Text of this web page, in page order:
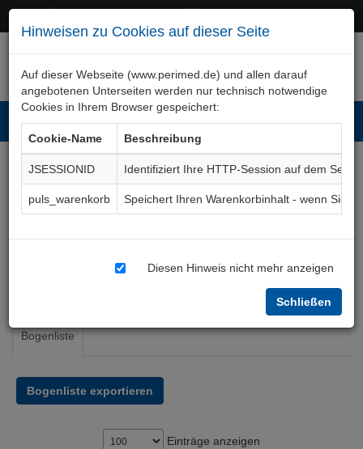
Hinweisen zu Cookies auf dieser Seite
Auf dieser Webseite (www.perimed.de) und allen darauf
angebotenen Unterseiten werden nur technisch notwendige
Cookies in Ihrem Browser gespeichert:
Cookie-Name
Beschreibung
JSESSIONID
Identifiziert Ihre HTTP-Session auf dem Server
puls_warenkorb
Speichert Ihren Warenkorbinhalt - wenn Sie
Diesen Hinweis nicht mehr anzeigen
Schließen
Nuklearmedizin Ärztliches
Bogenliste
Bogenliste exportieren
Einträge anzeigen